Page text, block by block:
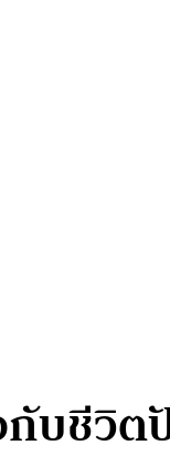
บชีวิ